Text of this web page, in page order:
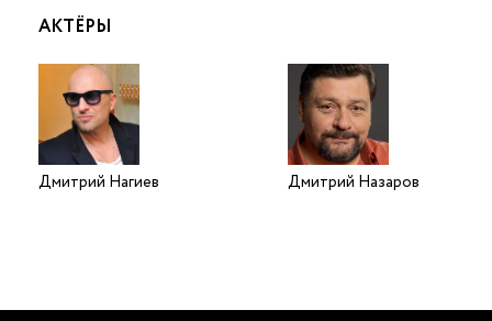
АКТЁРЫ
Дмитрий Нагиев Дмитрий Назаров